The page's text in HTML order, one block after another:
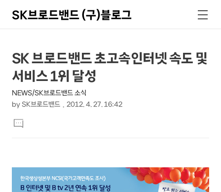
SK브로드밴드 (구)블로그
색
메
뉴
상
세
컨
텐
츠
본
문
제
목
SK 브로드밴드 초고속인터넷 속도 및
서비스 1위 달성
NEWS/SK브로드밴드 소식
by SK브로드밴드 2012. 4. 27. 16:42
문
댓
글